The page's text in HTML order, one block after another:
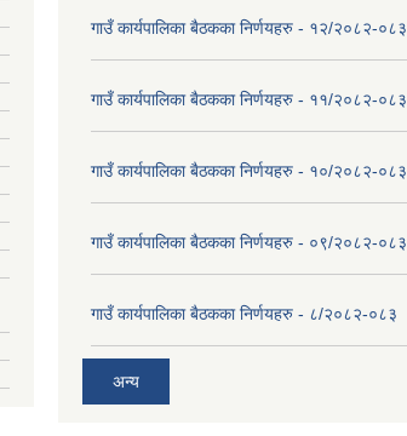
गाउँ कार्यपालिका बैठकका निर्णयहरु - १२/२०८२-०८३
गाउँ कार्यपालिका बैठकका निर्णयहरु - ११/२०८२-०८३
गाउँ कार्यपालिका बैठकका निर्णयहरु - १०/२०८२-०८३
गाउँ कार्यपालिका बैठकका निर्णयहरु - ०९/२०८२-०८३
गाउँ कार्यपालिका बैठकका निर्णयहरु - ८/२०८२-०८३
अन्य